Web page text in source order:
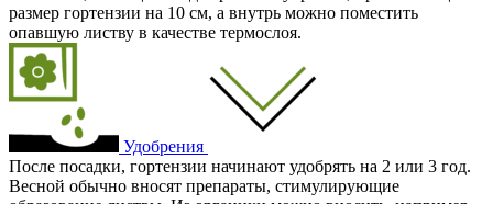
размер гортензии на 10 см, а внутрь можно поместить
опавшую листву в качестве термослоя.
Удобрения
После посадки, гортензии начинают удобрять на 2 или 3 год.
Весной обычно вносят препараты, стимулирующие